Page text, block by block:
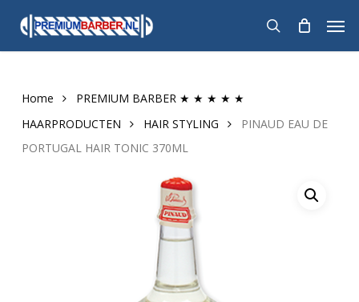
main
search
Home
PREMIUM BARBER ★ ★ ★ ★ ★
HAARPRODUCTEN
HAIR STYLING
PINAUD EAU DE
PORTUGAL HAIR TONIC 370ML